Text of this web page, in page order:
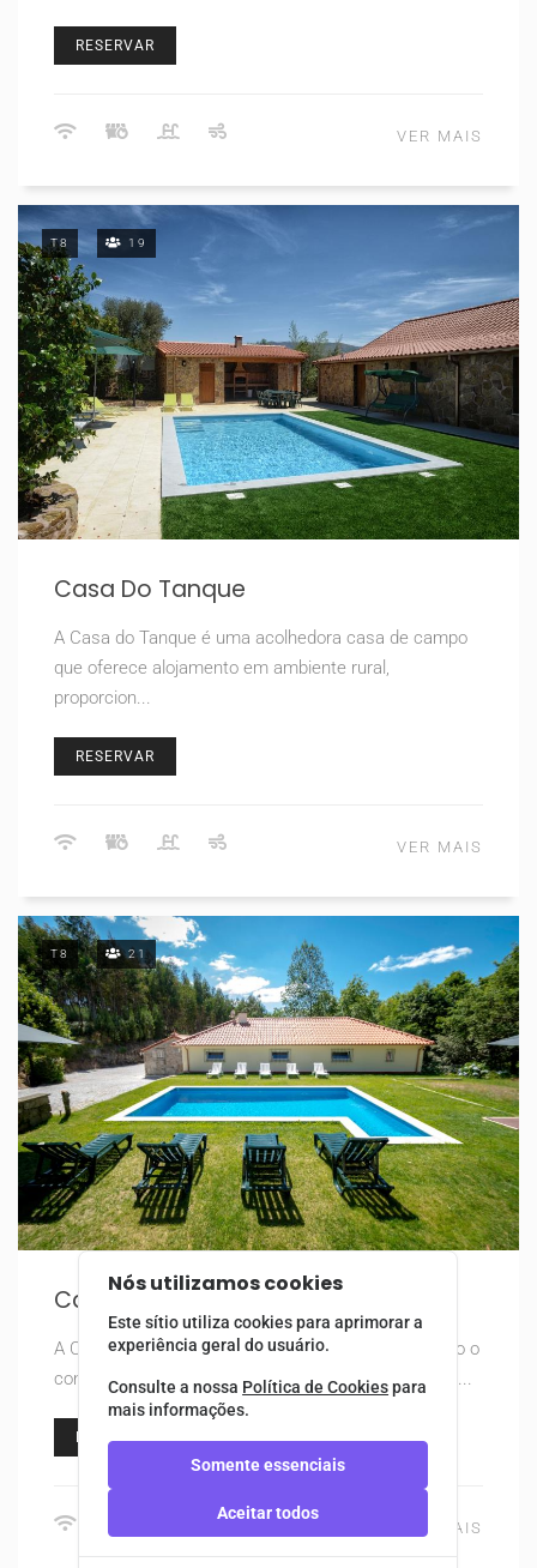
RESERVAR
VER MAIS
T8 19
Casa Do Tanque
A Casa do Tanque é uma acolhedora casa de campo
que oferece alojamento em ambiente rural,
proporcion...
RESERVAR
VER MAIS
T8 21
Casa Do Pioledo
A Casa do Pioledo é uma casa recuperada com todo o
conforto e bom gosto, mantendo a sua traça e cara...
RESERVAR
VER MAIS
Nós utilizamos cookies
Este sítio utiliza cookies para aprimorar a
experiência geral do usuário.
Consulte a nossa Política de Cookiespara
mais informações.
Somente essenciais
Aceitar todos